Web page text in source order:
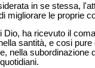
in se stessa,
migliorare le proprie
Dio, ha ricevuto il
santità, e cosi
nella